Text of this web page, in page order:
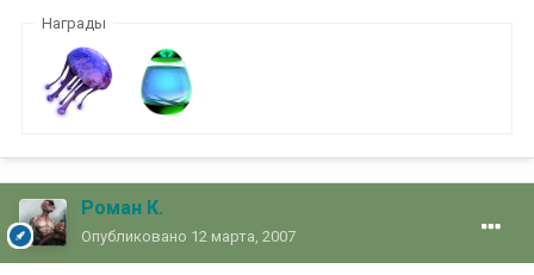
Награды
Роман К.
Опубликовано 12 марта, 2007